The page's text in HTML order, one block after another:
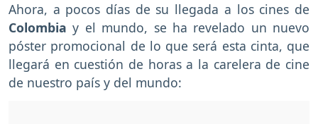
Ahora, a pocos días de su llegada a los cines de
Colombia y el mundo, se ha revelado un nuevo
póster promocional de lo que será esta cinta, que
llegará en cuestión de horas a la carelera de cine
de nuestro país y del mundo: